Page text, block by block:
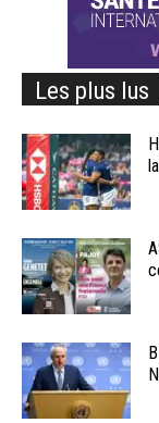
Les plus lus